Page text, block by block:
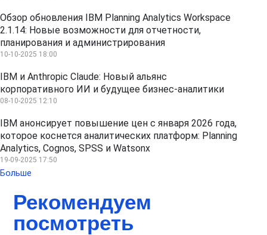
Обзор обновления IBM Planning Analytics Workspace
2.1.14: Новые возможности для отчетности,
планирования и администрирования
10-10-2025 18:00
IBM и Anthropic Claude: Новый альянс
корпоративного ИИ и будущее бизнес-аналитики
08-10-2025 12:10
IBM анонсирует повышение цен с января 2026 года,
которое коснется аналитических платформ: Planning
Analytics, Cognos, SPSS и Watsonx
19-09-2025 17:50
Больше
Рекомендуем
посмотреть